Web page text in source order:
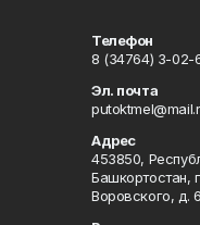
Телефон
8 (34764) 3-02-
Эл. почта
Адрес
453850,
Башкортостан,
Воровского, д.